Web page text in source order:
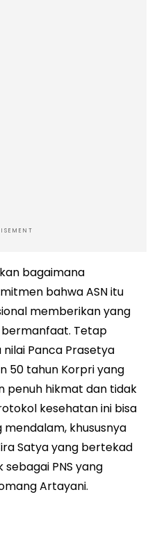
bagaimana
bahwa ASN itu
memberikan yang
Tetap
Panca Prasetya
50 tahun Korpri yang
penuh hikmat dan tidak
kesehatan ini bisa
khususnya
Satya yang bertekad
PNS yang
Artayani.